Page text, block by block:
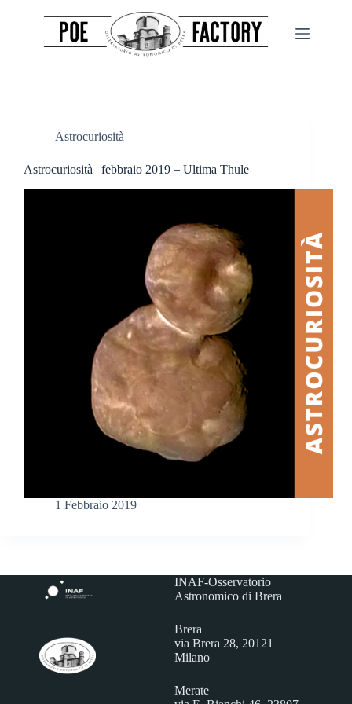
Astrocuriosità
Astrocuriosità | febbraio 2019 – Ultima Thule
1 Febbraio 2019
INAF-Osservatorio
Astronomico di Brera
Brera
via Brera 28, 20121
Milano
Merate